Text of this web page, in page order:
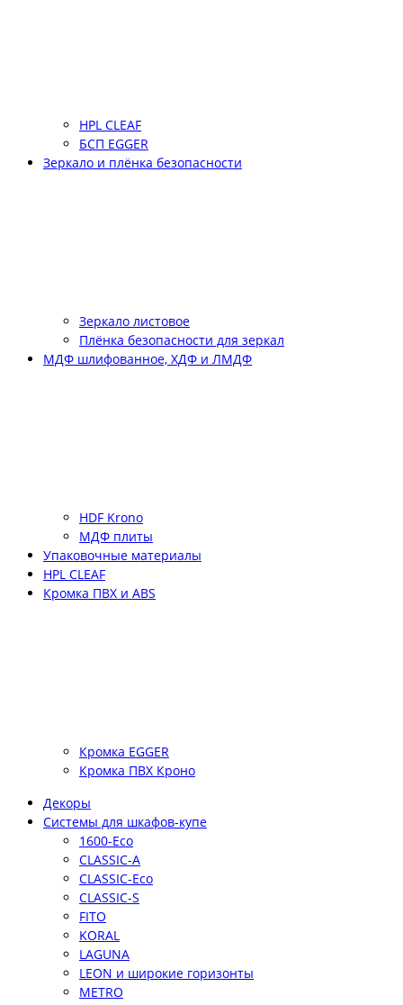
HPL CLEAF
БСП EGGER
Зеркало и плёнка безопасности
Зеркало листовое
Плёнка безопасности для зеркал
МДФ шлифованное, ХДФ и ЛМДФ
HDF Krono
МДФ плиты
Упаковочные материалы
HPL CLEAF
Кромка ПВХ и ABS
Кромка EGGER
Кромка ПВХ Кроно
Декоры
Системы для шкафов-купе
1600-Eco
CLASSIC-A
CLASSIC-Eco
CLASSIC-S
FITO
KORAL
LAGUNA
LEON и широкие горизонты
METRO